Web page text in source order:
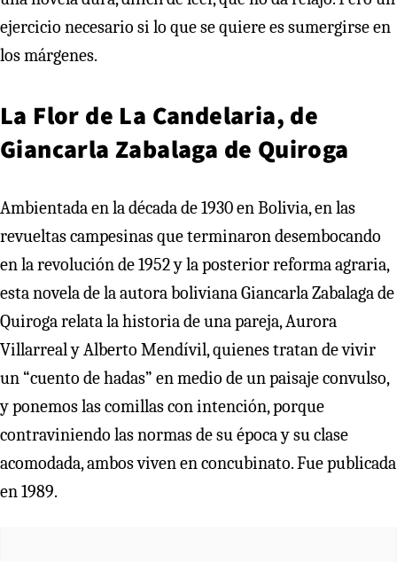
ejercicio necesario si lo que se quiere es sumergirse en
los márgenes.
La Flor de La Candelaria, de
Giancarla Zabalaga de Quiroga
Ambientada en la década de 1930 en Bolivia, en las
revueltas campesinas que terminaron desembocando
en la revolución de 1952 y la posterior reforma agraria,
esta novela de la autora boliviana Giancarla Zabalaga de
Quiroga relata la historia de una pareja, Aurora
Villarreal y Alberto Mendívil, quienes tratan de vivir
un “cuento de hadas” en medio de un paisaje convulso,
y ponemos las comillas con intención, porque
contraviniendo las normas de su época y su clase
acomodada, ambos viven en concubinato. Fue publicada
en 1989.